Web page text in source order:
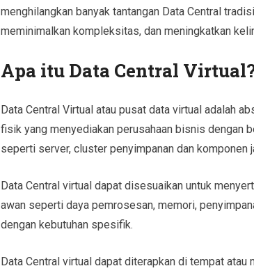
menghilangkan banyak tantangan Data Central
meminimalkan kompleksitas, dan meningkatkan
Apa itu Data Central
Data Central Virtual atau pusat data virtual adalah
fisik yang menyediakan perusahaan bisnis dengan
seperti server, cluster penyimpanan dan komponen
Data Central virtual dapat disesuaikan untuk
awan seperti daya pemrosesan, memori,
dengan kebutuhan spesifik.
Data Central virtual dapat diterapkan di tempat